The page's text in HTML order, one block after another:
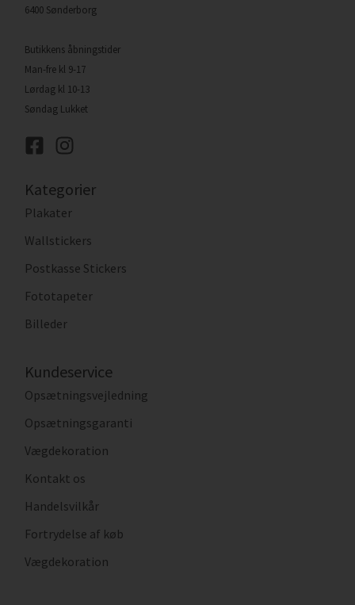
6400 Sønderborg
Butikkens åbningstider
Man-fre kl 9-17
Lørdag kl 10-13
Søndag Lukket
Kategorier
Plakater
Wallstickers
Postkasse Stickers
Fototapeter
Billeder
Kundeservice
Opsætningsvejledning
Opsætningsgaranti
Vægdekoration
Kontakt os
Handelsvilkår
Fortrydelse af køb
Vægdekoration